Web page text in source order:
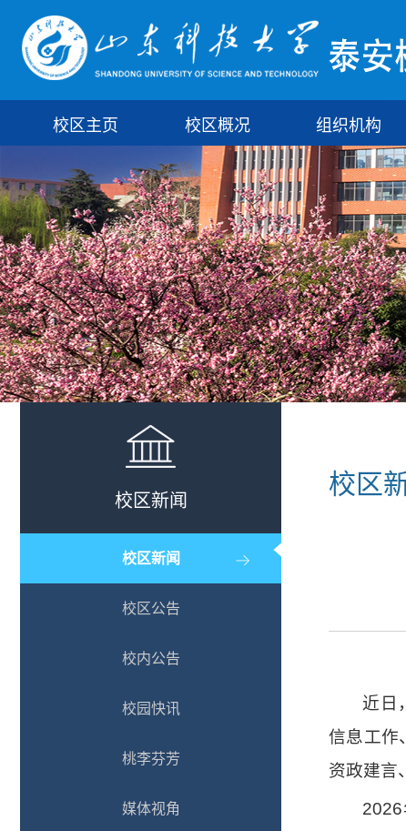
校区主页 校区概况 组织机构
校区新闻
校区新闻
校区公告
校内公告
校园快讯
桃李芬芳
媒体视角
校区
近日
信息工作
资政建言